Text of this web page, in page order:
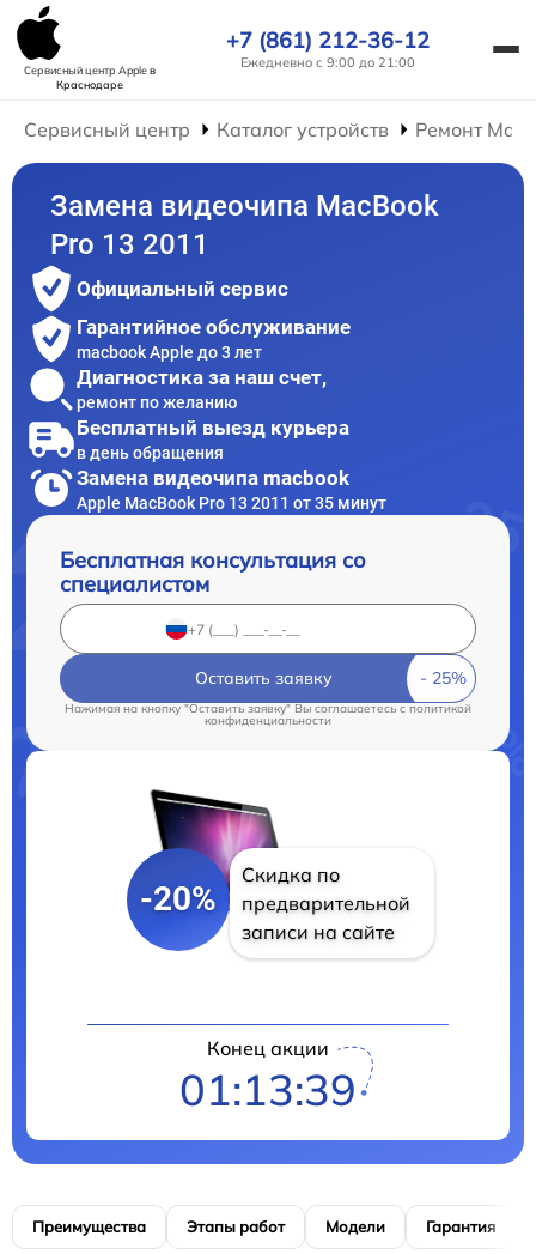
Сервисный центр Appleв
Краснодаре
+7 (861) 212-36-12
Ежедневно с 9:00 до 21:00
Сервисный центр Каталог устройств Ремонт
Замена видеочипа MacBook
Pro 13 2011
Официальный сервис
Гарантийное обслуживание
macbook Apple до 3 лет
Диагностика за наш счет,
ремонт по желанию
Бесплатный выезд курьера
в день обращения
Замена видеочипа macbook
Apple MacBook Pro 13 2011 от 35 минут
Бесплатная консультация со
специалистом
Оставить заявку
Нажимая на кнопку "Оставить заявку" Вы соглашаетесь cполитикой
конфиденциальности
-20%
Скидка по
предварительной
записи на сайте
Конец акции
01:13:38
Преимущества Этапы работ Модели Гарантия